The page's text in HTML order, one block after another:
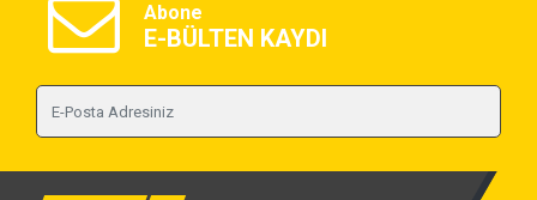
Abone
E-BÜLTEN KAYDI